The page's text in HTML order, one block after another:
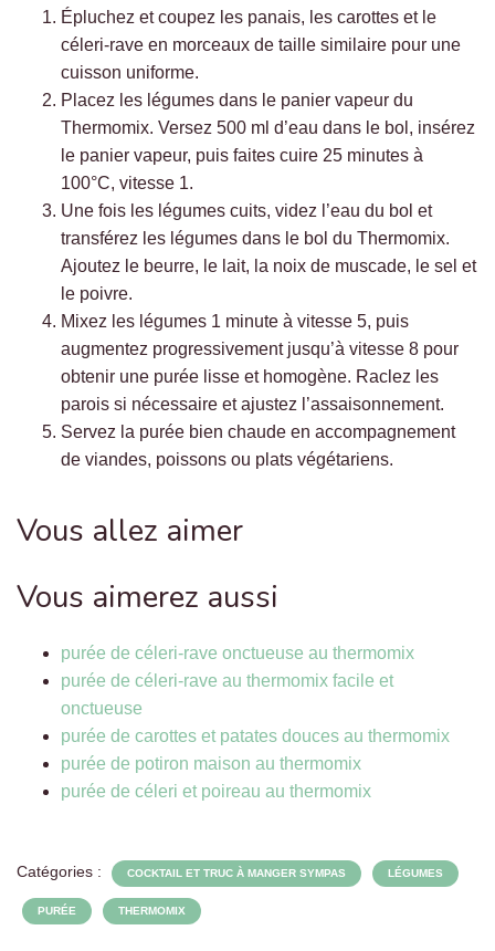
Épluchez et coupez les panais, les carottes et le
céleri-rave en morceaux de taille similaire pour une
cuisson uniforme.
Placez les légumes dans le panier vapeur du
Thermomix. Versez 500 ml d’eau dans le bol, insérez
le panier vapeur, puis faites cuire 25 minutes à
100°C, vitesse 1.
Une fois les légumes cuits, videz l’eau du bol et
transférez les légumes dans le bol du Thermomix.
Ajoutez le beurre, le lait, la noix de muscade, le sel et
le poivre.
Mixez les légumes 1 minute à vitesse 5, puis
augmentez progressivement jusqu’à vitesse 8 pour
obtenir une purée lisse et homogène. Raclez les
parois si nécessaire et ajustez l’assaisonnement.
Servez la purée bien chaude en accompagnement
de viandes, poissons ou plats végétariens.
Vous allez aimer
Vous aimerez aussi
purée de céleri-rave onctueuse au thermomix
purée de céleri-rave au thermomix facile et
onctueuse
purée de carottes et patates douces au thermomix
purée de potiron maison au thermomix
purée de céleri et poireau au thermomix
Catégories : COCKTAIL ET TRUC À MANGER SYMPAS LÉGUMES
PURÉE THERMOMIX